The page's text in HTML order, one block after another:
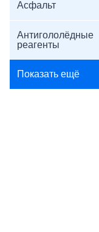
Асфальт
Антигололёдные
реагенты
Показать ещё